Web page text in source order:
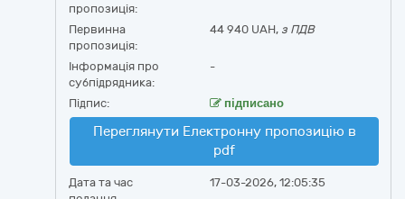
пропозиція:
Первинна
пропозиція:
44 940 UAH, з ПДВ
Інформація про
субпідрядника:
-
Підпис: підписано
Переглянути Електронну пропозицію в
pdf
Дата та час
17-03-2026, 12:05:35